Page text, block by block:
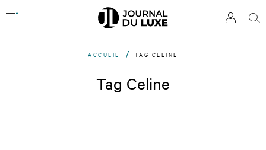
directement
Mon
Menu
ACCUEIL TAG CELINE
Tag Celine